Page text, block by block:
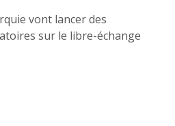
vont lancer des
sur le libre-échange